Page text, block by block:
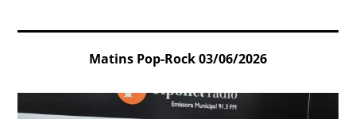
Matins Pop-Rock 03/06/2026